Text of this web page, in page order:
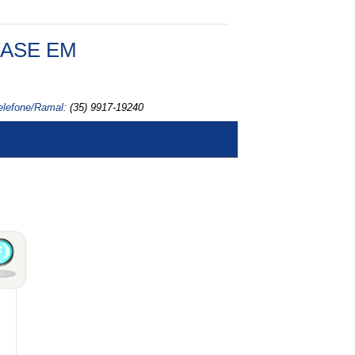
EM
Ramal: (35) 9917-19240